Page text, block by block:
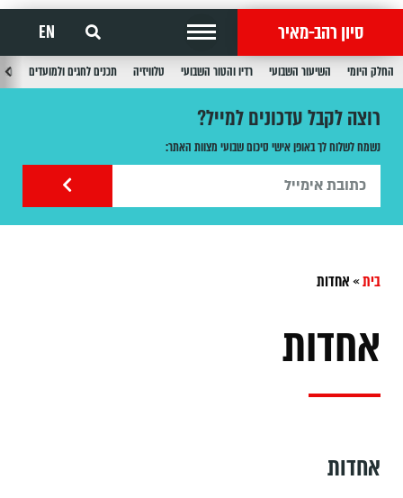
סיון רהב-מאיר EN
החלק היומי השיעור השבועי רדיו והטור השבועי טלוויזיה תכנים לחגים ולמועדים
רוצה לקבל עדכונים למייל?
נשמח לשלוח לך באופן אישי סיכום שבועי מצוות האתר:
בית»אחדות
אחדות
אחדות